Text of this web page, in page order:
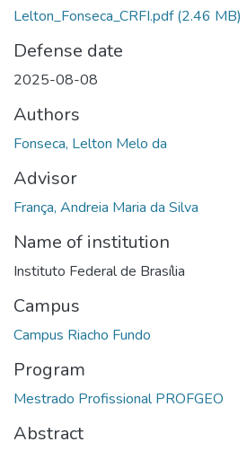
Lelton_Fonseca_CRFI.pdf(2.46 MB)
Defense date
2025-08-08
Authors
Fonseca, Lelton Melo da
Advisor
França, Andreia Maria da Silva
Name of institution
Instituto Federal de Brasília
Campus
Campus Riacho Fundo
Program
Mestrado Profissional PROFGEO
Abstract